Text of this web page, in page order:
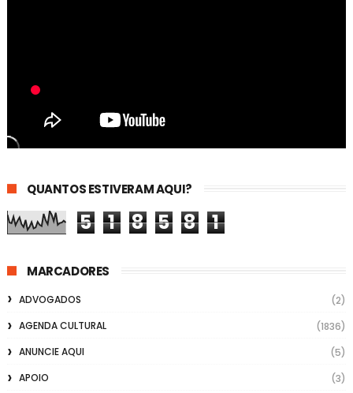
QUANTOS ESTIVERAM AQUI?
5 1 8 5 8 1
MARCADORES
ADVOGADOS
(2)
AGENDA CULTURAL
(1836)
ANUNCIE AQUI
(5)
APOIO
(3)